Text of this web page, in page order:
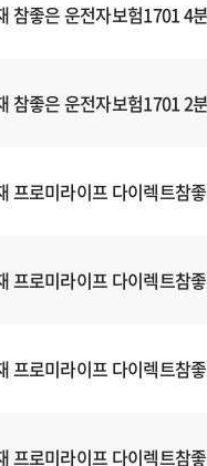
참좋은 운전자보험1701 4분
참좋은 운전자보험1701 2분
프로미라이프 다이렉트참
프로미라이프 다이렉트참
프로미라이프 다이렉트참
프로미라이프 다이렉트참